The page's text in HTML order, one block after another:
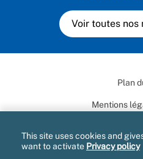
Voir toutes nos
Plan
Mentions
Marchés
This site uses cookies and
want to activate Privacy policy